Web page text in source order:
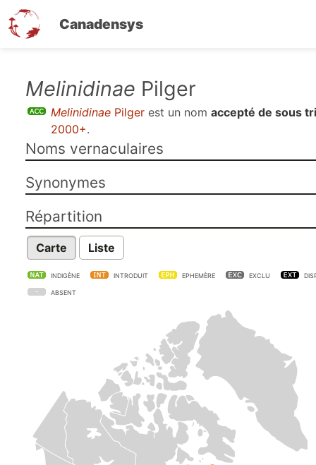
Canadensys
contenu
Melinidinae Pilger
Melinidinae Pilger est un nom accepté de sous
2000+.
Noms vernaculaires
Synonymes
Répartition
Carte Liste
INDIGÈNE INTRODUIT EPHEMÈRE EXCLU
ABSENT